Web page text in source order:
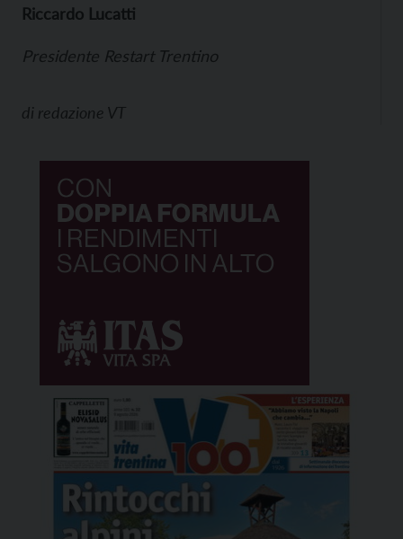
Riccardo Lucatti
Presidente Restart Trentino
di redazione VT